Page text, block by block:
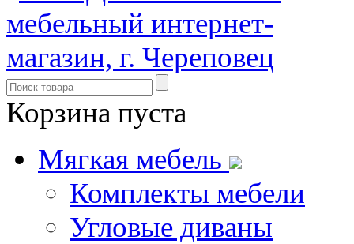
Корзина пуста
Мягкая мебель
Комплекты мебели
Угловые диваны